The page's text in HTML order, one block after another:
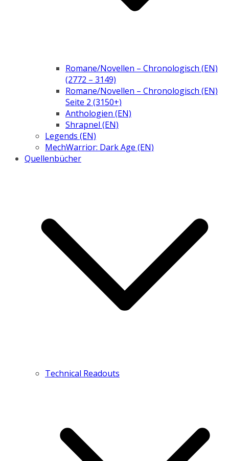
Romane/Novellen – Chronologisch (EN)
(2772 – 3149)
Romane/Novellen – Chronologisch (EN)
Seite 2 (3150+)
Anthologien (EN)
Shrapnel (EN)
Legends (EN)
MechWarrior: Dark Age (EN)
Quellenbücher
Technical Readouts